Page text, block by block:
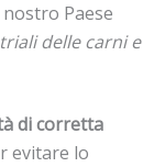
Paese
delle carni e
di corretta
evitare lo